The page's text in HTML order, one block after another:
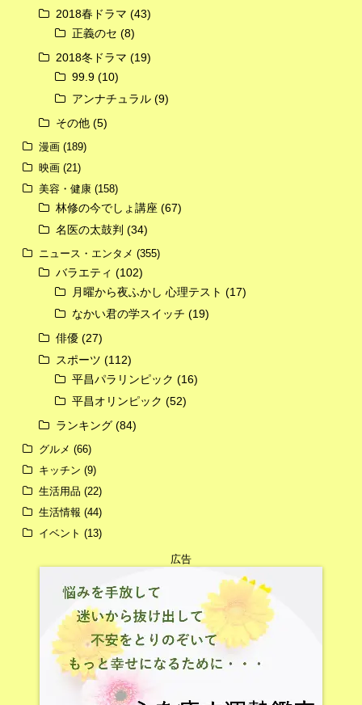
2018春ドラマ (43)
正義のセ (8)
2018冬ドラマ (19)
99.9 (10)
アンナチュラル (9)
その他 (5)
漫画 (189)
映画 (21)
美容・健康 (158)
林修の今でしょ講座 (67)
名医の太鼓判 (34)
ニュース・エンタメ (355)
バラエティ (102)
月曜から夜ふかし 心理テスト (17)
なかい君の学スイッチ (19)
俳優 (27)
スポーツ (112)
平昌パラリンピック (16)
平昌オリンピック (52)
ランキング (84)
グルメ (66)
キッチン (9)
生活用品 (22)
生活情報 (44)
イベント (13)
広告